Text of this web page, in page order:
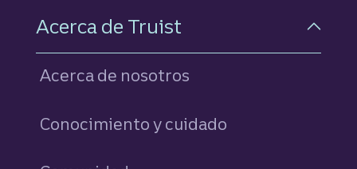
Acerca de Truist
Acerca de nosotros
Conocimiento y cuidado